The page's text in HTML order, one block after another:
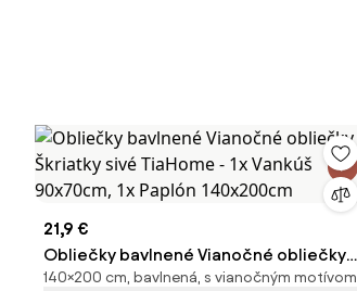
21,9 €
Obliečky bavlnené Vianočné obliečky
Škriatky sivé TiaHome - 1x Vankúš
140×200 cm, bavlnená, s vianočným motívom